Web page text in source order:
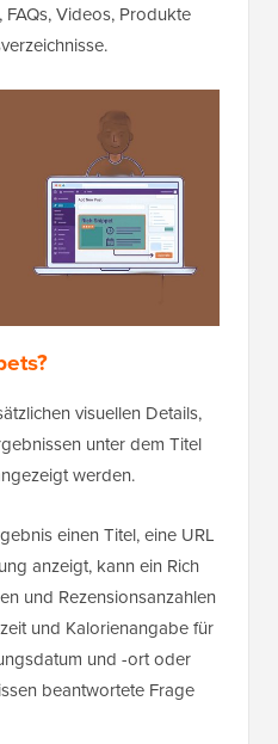
FAQs, Videos, Produkte
visuellen Details,
unter dem Titel
werden.
einen Titel, eine URL
anzeigt, kann ein Rich
und Rezensionsanzahlen
und Kalorienangabe für
und -ort oder
beantwortete Frage